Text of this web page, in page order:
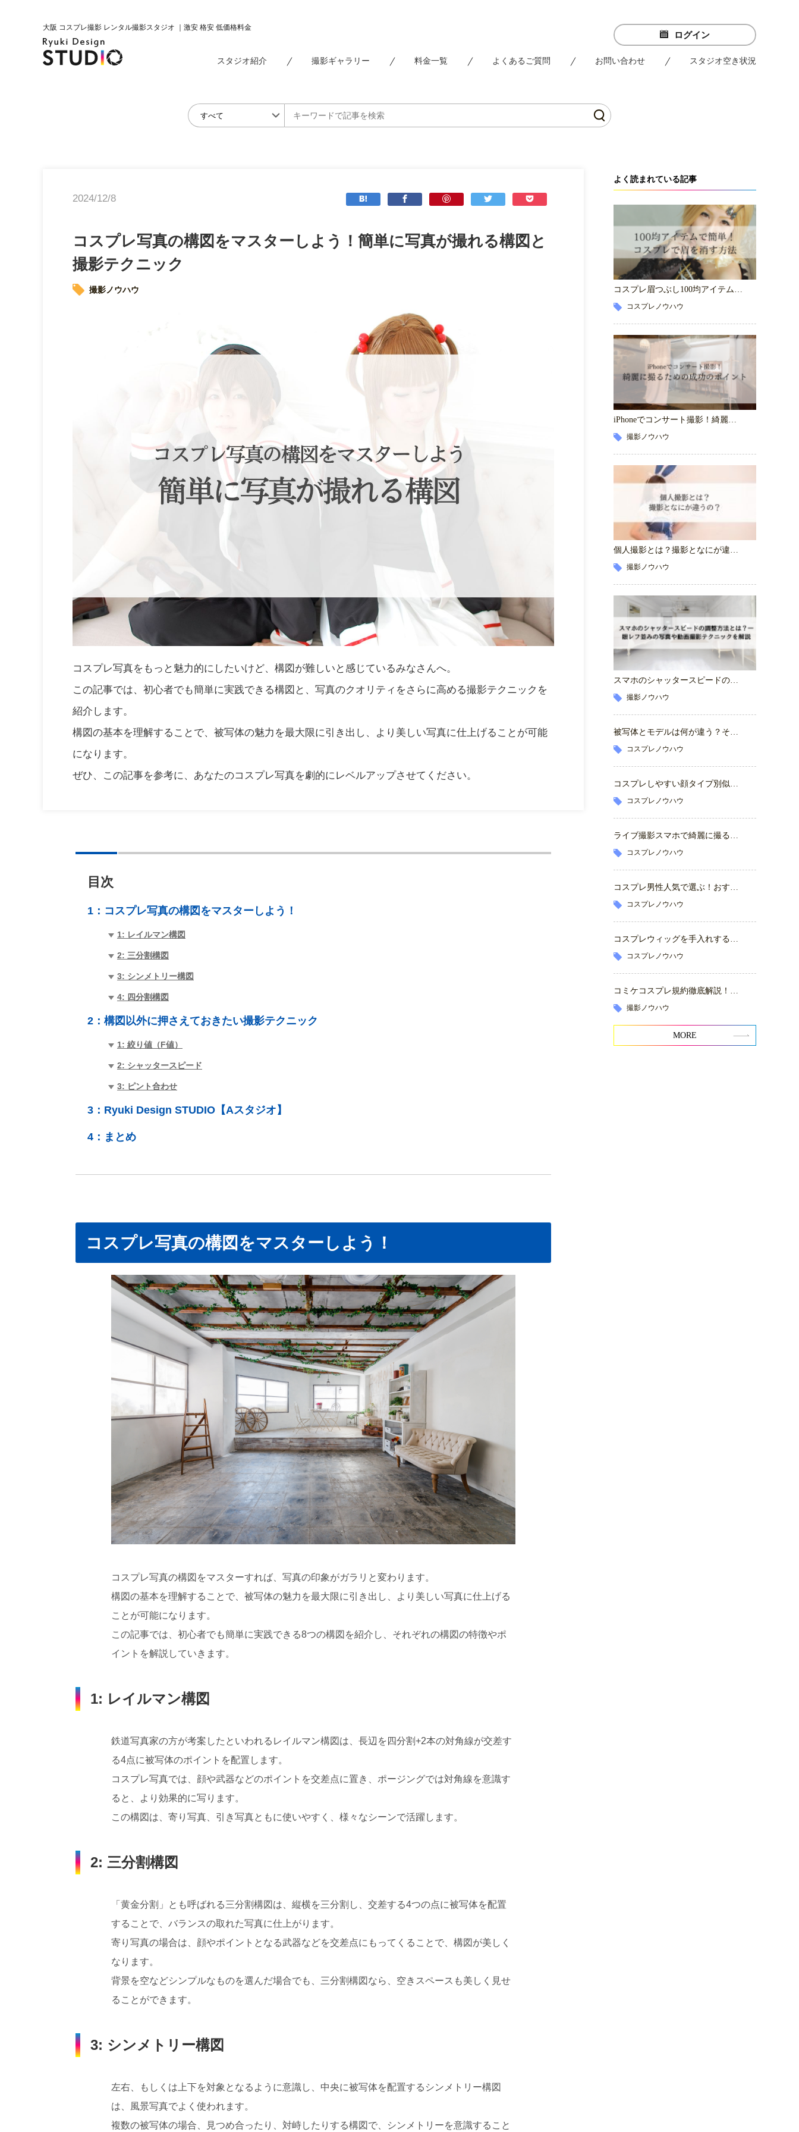
大阪 コスプレ撮影 レンタル撮影スタジオ ｜激安 格安 低価格料金
ログイン
スタジオ紹介 撮影ギャラリー 料金一覧 よくあるご質問 お問い合わせ スタジオ空き状況
2024/12/8
コスプレ写真の構図をマスターしよう！簡単に写真が撮れる構図と
撮影テクニック
撮影ノウハウ
コスプレ写真をもっと魅力的にしたいけど、構図が難しいと感じているみなさんへ。
この記事では、初心者でも簡単に実践できる構図と、写真のクオリティをさらに高める撮影テクニックを
紹介します。
構図の基本を理解することで、被写体の魅力を最大限に引き出し、より美しい写真に仕上げることが可能
になります。
ぜひ、この記事を参考に、あなたのコスプレ写真を劇的にレベルアップさせてください。
目次
1： コスプレ写真の構図をマスターしよう！
1: レイルマン構図
2: 三分割構図
3: シンメトリー構図
4: 四分割構図
2： 構図以外に押さえておきたい撮影テクニック
1: 絞り値（F値）
2: シャッタースピード
3: ピント合わせ
3： Ryuki Design STUDIO【Aスタジオ】
4： まとめ
コスプレ写真の構図をマスターしよう！
コスプレ写真の構図をマスターすれば、写真の印象がガラリと変わります。
構図の基本を理解することで、被写体の魅力を最大限に引き出し、より美しい写真に仕上げる
ことが可能になります。
この記事では、初心者でも簡単に実践できる8つの構図を紹介し、それぞれの構図の特徴やポ
イントを解説していきます。
1: レイルマン構図
鉄道写真家の方が考案したといわれるレイルマン構図は、長辺を四分割+2本の対角線が交差す
る4点に被写体のポイントを配置します。
コスプレ写真では、顔や武器などのポイントを交差点に置き、ポージングでは対角線を意識す
ると、より効果的に写ります。
この構図は、寄り写真、引き写真ともに使いやすく、様々なシーンで活躍します。
2: 三分割構図
「黄金分割」とも呼ばれる三分割構図は、縦横を三分割し、交差する4つの点に被写体を配置
することで、バランスの取れた写真に仕上がります。
寄り写真の場合は、顔やポイントとなる武器などを交差点にもってくることで、構図が美しく
なります。
背景を空などシンプルなものを選んだ場合でも、三分割構図なら、空きスペースも美しく見せ
ることができます。
3: シンメトリー構図
左右、もしくは上下を対象となるように意識し、中央に被写体を配置するシンメトリー構図
は、風景写真でよく使われます。
複数の被写体の場合、見つめ合ったり、対峙したりする構図で、シンメトリーを意識すること
よく読まれている記事
コスプレ眉つぶし100均アイテム…
コスプレノウハウ
iPhoneでコンサート撮影！綺麗…
撮影ノウハウ
個人撮影とは？撮影となにが違…
撮影ノウハウ
スマホのシャッタースピードの…
撮影ノウハウ
被写体とモデルは何が違う？そ…
コスプレノウハウ
コスプレしやすい顔タイプ別似…
コスプレノウハウ
ライブ撮影スマホで綺麗に撮る…
コスプレノウハウ
コスプレ男性人気で選ぶ！おす…
コスプレノウハウ
コスプレウィッグを手入れする…
コスプレノウハウ
コミケコスプレ規約徹底解説！…
撮影ノウハウ
MORE